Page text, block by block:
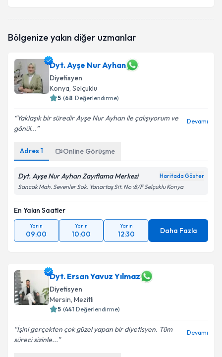
Bölgenize yakın diğer uzmanlar
Dyt. Ayşe Nur Ayhan
Diyetisyen
Konya, Selçuklu
5 (68 Değerlendirme)
Yaklaşık bir süredir Ayşe Nur Ayhan ile çalışıyorum ve
gönül...
Devamı
Adres 1 Online Görüşme
Dyt. Ayşe Nur Ayhan Zayıflama Merkezi Haritada Göster
Sancak Mah. Sevenler Sok. Yanartaş Sit. No :8/F Selçuklu Konya
En Yakın Saatler
Yarın
09:00
Yarın
10:00
Yarın
12:30 Daha Fazla
Dyt. Ersan Yavuz Yılmaz
Diyetisyen
Mersin, Mezitli
5 (441 Değerlendirme)
İşini gerçekten çok güzel yapan bir diyetisyen. Tüm
süreci sizinle...
Devamı